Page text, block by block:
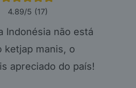
4.89/5 (17)
Indonésia não está
ketjap manis, o
apreciado do país!